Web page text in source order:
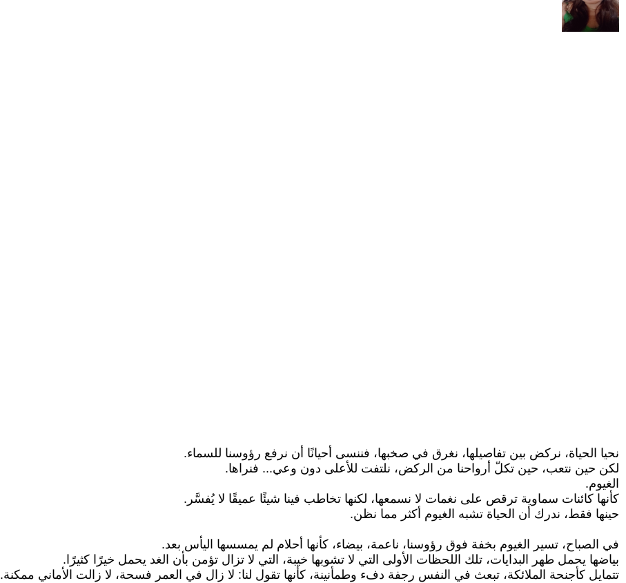
نحيا الحياة، نركض بين تفاصيلها، نغرق في صخبها، فننسى أحيانًا أن نرفع رؤوسنا للسماء.
لكن حين نتعب، حين تكلّ أرواحنا من الركض، نلتفت للأعلى دون وعي... فنراها.
الغيوم.
كأنها كائنات سماوية ترقص على نغمات لا نسمعها، لكنها تخاطب فينا شيئًا عميقًا لا يُفسَّر.
حينها فقط، ندرك أن الحياة تشبه الغيوم أكثر مما نظن.
في الصباح، تسير الغيوم بخفة فوق رؤوسنا، ناعمة، بيضاء، كأنها أحلام لم يمسسها اليأس بعد.
بياضها يحمل طهر البدايات، تلك اللحظات الأولى التي لا تشوبها خيبة، التي لا تزال تؤمن بأن الغد يحمل خيرًا كثيرًا.
تتمايل كأجنحة الملائكة، تبعث في النفس رجفة دفء وطمأنينة، كأنها تقول لنا: لا زال في العمر فسحة، لا زالت الأماني ممكنة.